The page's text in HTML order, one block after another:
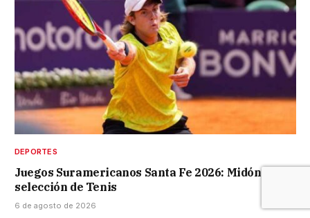
DEPORTES
Juegos Suramericanos Santa Fe 2026: Midón en la
selección de Tenis
6 de agosto de 2026